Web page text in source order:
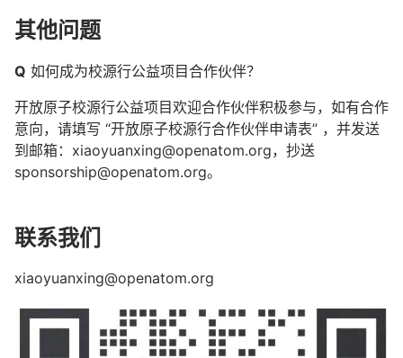
其他问题
Q 如何成为校源行公益项目合作伙伴？
开放原子校源行公益项目欢迎合作伙伴积极参与，如有合作
意向，请填写 “开放原子校源行合作伙伴申请表” ，并发送
到邮箱：xiaoyuanxing@openatom.org，抄送
sponsorship@openatom.org。
联系我们
xiaoyuanxing@openatom.org